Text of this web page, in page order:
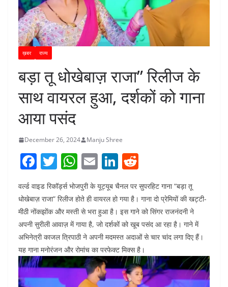
ख़बर राज्य
बड़ा तू धोखेबाज़ राजा” रिलीज के
साथ वायरल हुआ, दर्शकों को गाना
आया पसंद
December 26, 2024 Manju Shree
F
c
e
b
o
o
k
T
w
itt
er
W
h
at
s
A
p
p
E
ai
l
Li
n
k
e
dI
n
d
di
t
वर्ल्ड वाइड रिकॉर्ड्स भोजपुरी के यूट्यूब चैनल पर सुपरहिट गाना “बड़ा तू
धोखेबाज़ राजा” रिलीज होते ही वायरल हो गया है। गाना दो प्रेमियों की खट्टी-
मीठी नोंकझोंक और मस्ती से भरा हुआ है। इस गाने को सिंगर राजनंदनी ने
अपनी सुरीली आवाज़ में गाया है, जो दर्शकों को खूब पसंद आ रहा है। गाने में
अभिनेत्री काजल त्रिपाठी ने अपनी मदमस्त अदाओं से चार चांद लगा दिए हैं।
यह गाना मनोरंजन और रोमांच का परफेक्ट मिक्स है।